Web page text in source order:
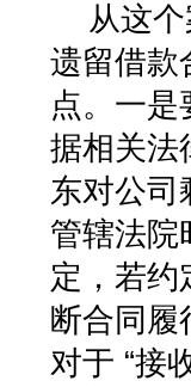
从这
遗留借款
点。一
据相关法
东对公司
管辖法院
定，若约
断合同
对于 “接